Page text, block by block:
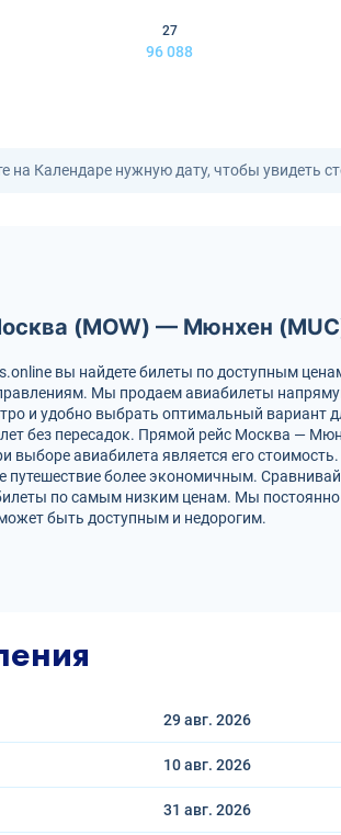
27
96 088
на Календаре нужную дату, чтобы увидеть
(MOW) — Мюнхен
вы найдете билеты по доступным
Мы продаем авиабилеты
и удобно выбрать оптимальный вариант
без пересадок. Прямой рейс Москва —
авиабилета является его
более экономичным.
по самым низким ценам. Мы
быть доступным и недорогим.
29 авг. 2026
10 авг. 2026
31 авг. 2026